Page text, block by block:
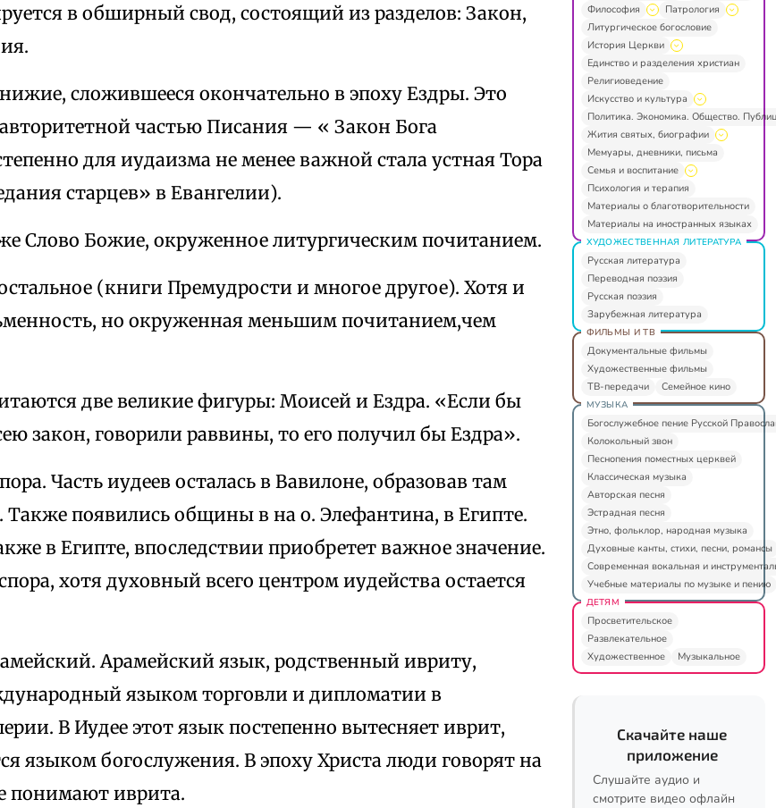
в обширный свод, состоящий из разделов: Закон,
сложившееся окончательно в эпоху Ездры. Это
частью Писания — « Закон Бога
для иудаизма не менее важной стала устная Тора
старцев» в Евангелии).
Слово Божие, окруженное литургическим почитанием.
(книги Премудрости и многое другое). Хотя и
но окруженная меньшим почитанием,чем
две великие фигуры: Моисей и Ездра. «Если бы
закон, говорили раввины, то его получил бы Ездра».
Часть иудеев осталась в Вавилоне, образовав там
появились общины в на о. Элефантина, в Египте.
в Египте, впоследствии приобретет важное значение.
хотя духовный всего центром иудейства остается
Арамейский язык, родственный ивриту,
языком торговли и дипломатии в
В Иудее этот язык постепенно вытесняет иврит,
языком богослужения. В эпоху Христа люди говорят на
понимают иврита.
Философия
Патрология
Литургическое богословие
История Церкви
Единство и разделения христиан
Религиоведение
Искусство и культура
Политика. Экономика. Общество.
Жития святых, биографии
Мемуары, дневники, письма
Семья и воспитание
Психология и терапия
Материалы о благотворительности
Материалы на иностранных языках
ХУДОЖЕСТВЕННАЯ ЛИТЕРАТУРА
Русская литература
Переводная поэзия
Русская поэзия
Зарубежная литература
ФИЛЬМЫ И ТВ
Документальные фильмы
Художественные фильмы
ТВ-передачи
Семейное кино
МУЗЫКА
Богослужебное пение Русской
Колокольный звон
Песнопения поместных церквей
Классическая музыка
Авторская песня
Эстрадная песня
Этно, фольклор, народная музыка
Духовные канты, стихи, песни, романсы
Современная вокальная и
Учебные материалы по музыке и пению
ДЕТЯМ
Просветительское
Развлекательное
Художественное
Музыкальное
Скачайте наше
приложение
Слушайте аудио и
смотрите видео офлайн